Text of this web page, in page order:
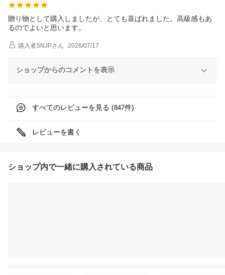
贈り物として購入しましたが、とても喜ばれました。高級感もあ
るのでよいと思います。
購入者SNJPさん 2026/07/17
ショップからのコメントを表示
すべてのレビューを見る (847件)
レビューを書く
ショップ内で一緒に購入されている商品